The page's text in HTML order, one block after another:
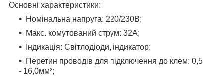
Основнi характеристики:
Номінальна напруга: 220/230В;
Макс. комутований струм: 32А;
Індикація: Світлодіоди, індикатор;
Перетин проводів для підключення до клем: 0,5
- 16,0мм²;